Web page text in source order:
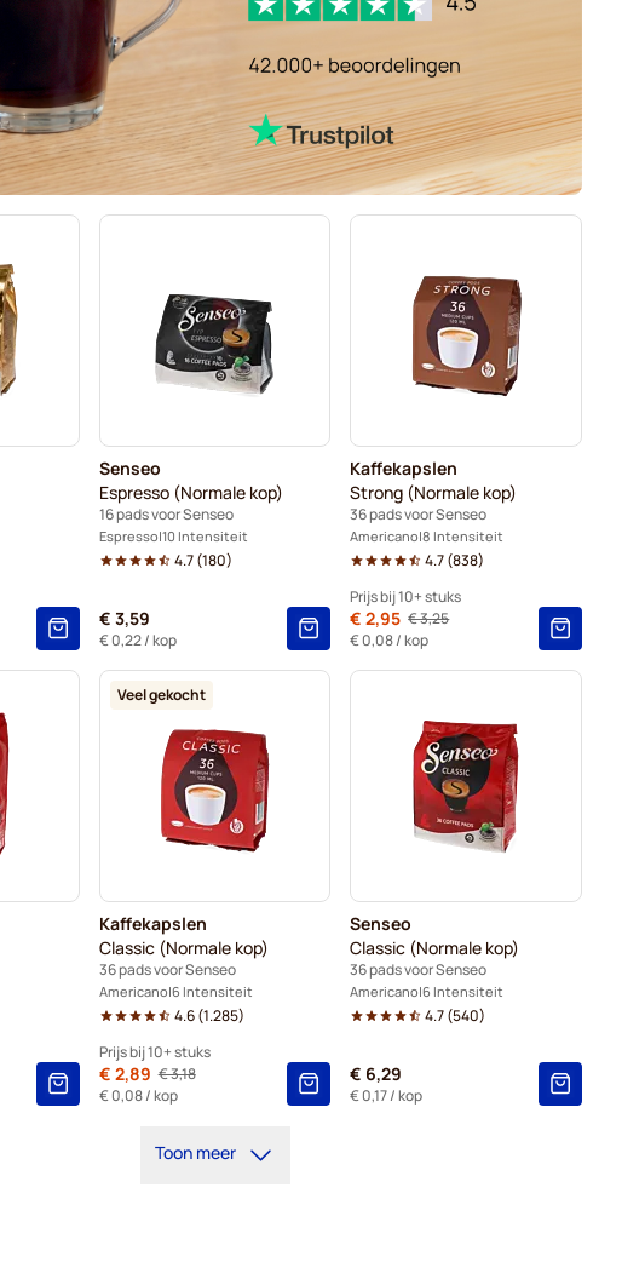
Senseo
Espresso (Normale kop)
16 pads voor Senseo
Espresso 10 Intensiteit
4.7(180)
€ 3,59
€ 0,22/ kop
Kaffekapslen
Strong (Normale kop)
36 pads voor Senseo
Americano 8 Intensiteit
4.7(838)
Prijs bij 10+ stuks
Normale prijs
€ 3,25
Van
€ 2,95
€ 0,08/ kop
1 =€ 3,25
5+ =€ 3,10
10+
Veel gekocht
Kaffekapslen
Classic (Normale kop)
36 pads voor Senseo
Americano 6 Intensiteit
4.6(1.285)
Prijs bij 10+ stuks
Normale prijs
€ 3,18
Van
€ 2,89
€ 0,08/ kop
10+
Senseo
Classic (Normale kop)
36 pads voor Senseo
Americano 6 Intensiteit
4.7(540)
€ 6,29
€ 0,17/ kop
Toon meer